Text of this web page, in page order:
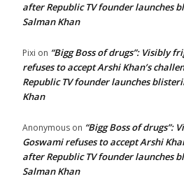
after Republic TV founder launches
Salman Khan
Pixi on “Bigg Boss of drugs”: Visibly
refuses to accept Arshi Khan’s
Republic TV founder launches
Khan
Anonymous on “Bigg Boss of drugs”:
Goswami refuses to accept Arshi
after Republic TV founder launches
Salman Khan